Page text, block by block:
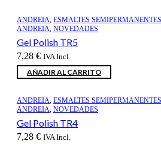
ANDREIA, ESMALTES
ANDREIA, NOVEDADES
Gel Polish TR5
7,28 € IVA Incl.
AÑADIR AL CARRITO
ANDREIA, ESMALTES
ANDREIA, NOVEDADES
Gel Polish TR4
7,28 € IVA Incl.